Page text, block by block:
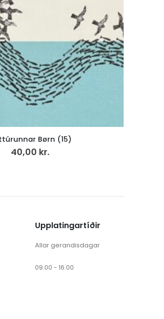
Trúbótin 500 ár
0,00kr.
Upplatingartíðir
Allar gerandisdagar
09.00 - 16.00